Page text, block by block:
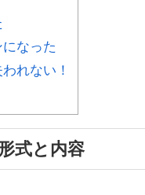
なった
れない！
式と内容